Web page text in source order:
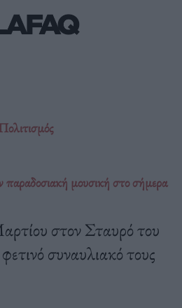
μουσική στο σήμερα
στον Σταυρό του
συναυλιακό τους